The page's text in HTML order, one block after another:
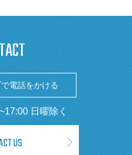
電話をかける
日曜除く